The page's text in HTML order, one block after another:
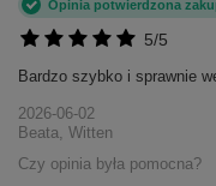
5/5
Opinia potwierdzona
Bardzo szybko i sprawnie
2026-06-02
Beata, Witten
Czy opinia była pomocna?